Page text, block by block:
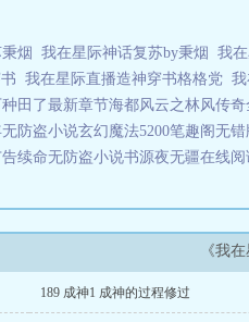
烟 我在星际神话复苏by秉烟 我
我在星际直播造神穿书格格党
田了最新章节海都风云之林风传
防盗小说玄幻魔法5200笔趣阁无错
续命无防盗小说书源夜无疆在线阅
《我
189 成神1 成神的过程修过